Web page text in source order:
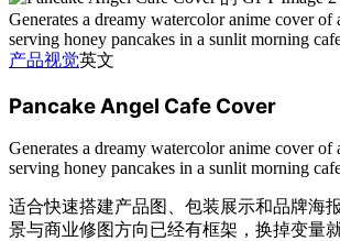
产品视觉英文
Pancake Angel Cafe Cover
Generates a dreamy watercolor anime cover of
serving honey pancakes in a sunlit morning
适合快速搭建产品图、包装展示和品牌海
景与商业修图方向已经有框架，换掉变量就